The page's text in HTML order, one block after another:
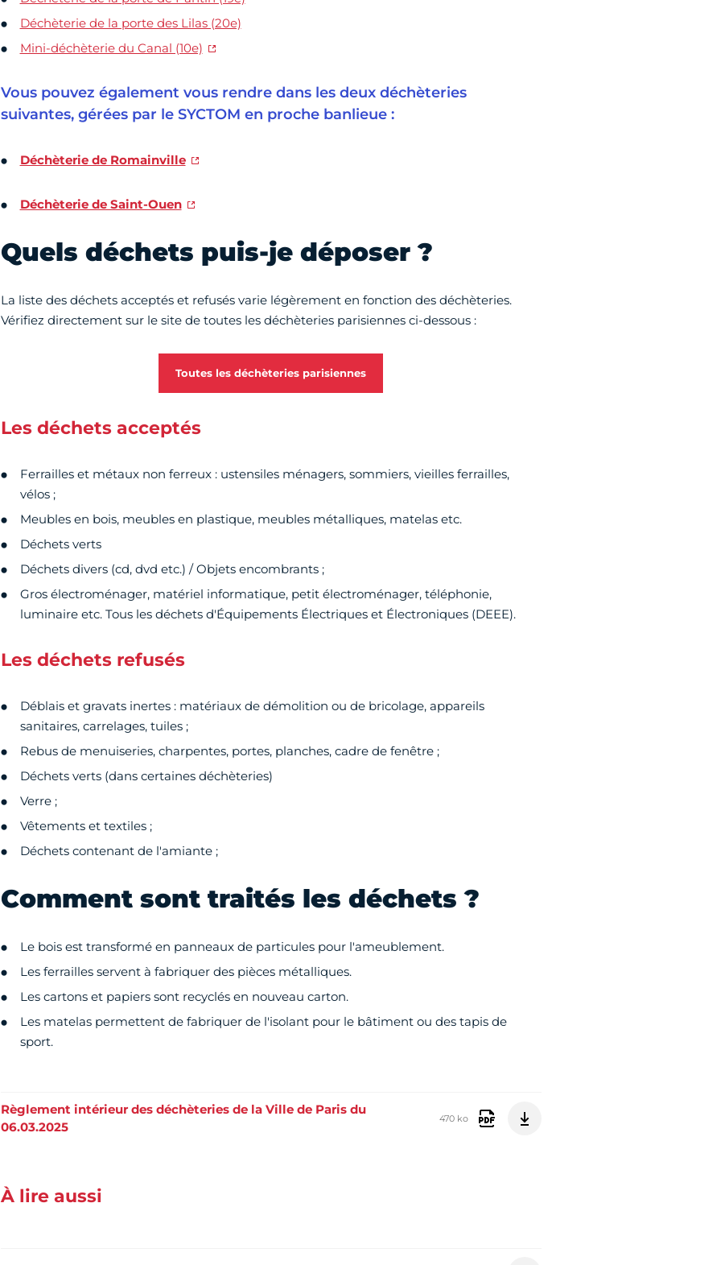
Déchèterie de la porte des Lilas (20e)
Mini-déchèterie du Canal (10e)
Vous pouvez également vous rendre dans les deux déchèteries
suivantes, gérées par le SYCTOM en proche banlieue :
Déchèterie de Romainville
Déchèterie de Saint-Ouen
Quels déchets puis-je déposer ?
La liste des déchets acceptés et refusés varie légèrement en fonction des déchèteries.
Vérifiez directement sur le site de toutes les déchèteries parisiennes ci-dessous :
Toutes les déchèteries parisiennes
Les déchets acceptés
Ferrailles et métaux non ferreux : ustensiles ménagers, sommiers, vieilles ferrailles,
vélos ;
Meubles en bois, meubles en plastique, meubles métalliques, matelas etc.
Déchets verts
Déchets divers (cd, dvd etc.) / Objets encombrants ;
Gros électroménager, matériel informatique, petit électroménager, téléphonie,
luminaire etc. Tous les déchets d'Équipements Électriques et Électroniques (DEEE).
Les déchets refusés
Déblais et gravats inertes : matériaux de démolition ou de bricolage, appareils
sanitaires, carrelages, tuiles ;
Rebus de menuiseries, charpentes, portes, planches, cadre de fenêtre ;
Déchets verts (dans certaines déchèteries)
Verre ;
Vêtements et textiles ;
Déchets contenant de l'amiante ;
Comment sont traités les déchets ?
Le bois est transformé en panneaux de particules pour l'ameublement.
Les ferrailles servent à fabriquer des pièces métalliques.
Les cartons et papiers sont recyclés en nouveau carton.
Les matelas permettent de fabriquer de l'isolant pour le bâtiment ou des tapis de
sport.
Règlement intérieur des déchèteries de la Ville de Paris du
06.03.2025
470 ko
À lire aussi